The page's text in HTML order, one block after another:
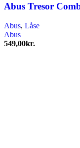
Abus Tresor
Abus, Låse
Abus
549,00kr.